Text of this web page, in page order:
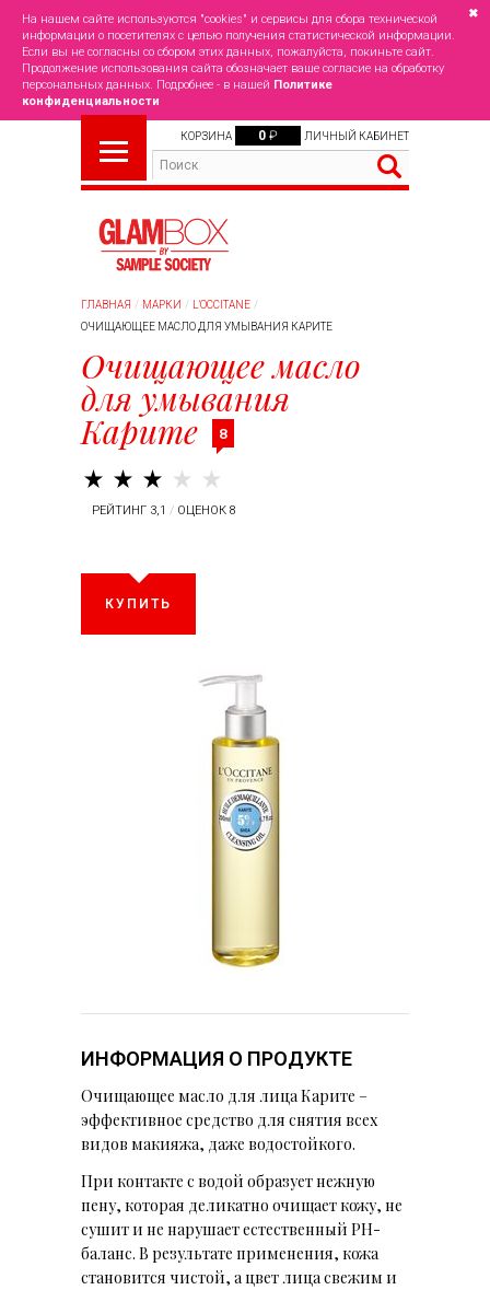
На нашем сайте используются "cookies" и сервисы для сбора технической
информации о посетителях с целью получения статистической информации.
Если вы не согласны со сбором этих данных, пожалуйста, покиньте сайт.
Продолжение использования сайта обозначает ваше согласие на обработку
персональных данных. Подробнее - в нашей Политике
конфиденциальности
✖
КОРЗИНА 0 ₽ ЛИЧНЫЙ КАБИНЕТ
ГЛАВНАЯ МАРКИ
L'OCCITANE
ОЧИЩАЮЩЕЕ МАСЛО ДЛЯ УМЫВАНИЯ КАРИТЕ
Очищающее масло
для умывания
Карите 8
РЕЙТИНГ 3,1 / ОЦЕНОК 8
КУПИТЬ
ИНФОРМАЦИЯ О ПРОДУКТЕ
Очищающее масло для лица Карите –
эффективное средство для снятия всех
видов макияжа, даже водостойкого.
При контакте с водой образует нежную
пену, которая деликатно очищает кожу, не
сушит и не нарушает естественный PH-
баланс. В результате применения, кожа
становится чистой, а цвет лица свежим и